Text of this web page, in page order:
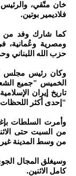
خان متّقي،
فلاديمير بوتين.
كما شارك وفد من
ومصرية وعُمانية،
حزب الله اللبناني
وكان رئيس مجلس
الخميس "جميع
تاريخ إيران
"إحدى أكثر
وأمرت السلطات
من السبت حتى
من وسط المدينة
وسيغلق المجال
كامل الاثنين.